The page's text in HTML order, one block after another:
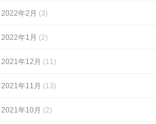
2022年2月 (3)
2022年1月 (2)
2021年12月 (11)
2021年11月 (13)
2021年10月 (2)